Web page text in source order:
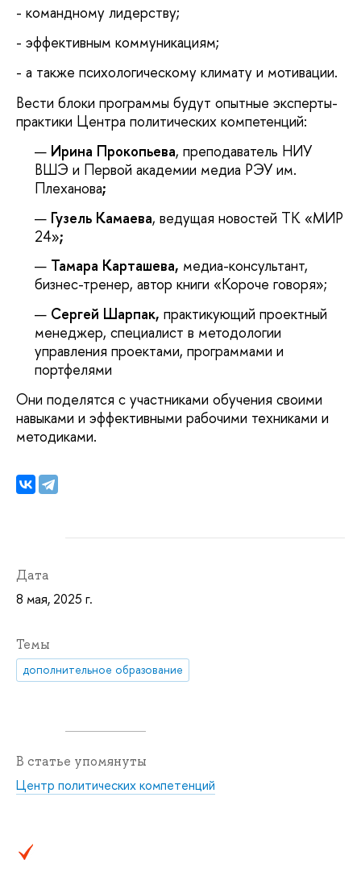
- командному лидерству;
- эффективным коммуникациям;
- а также психологическому климату и мотивации.
Вести блоки программы будут опытные эксперты-
практики Центра политических компетенций:
Ирина Прокопьева, преподаватель НИУ
ВШЭ и Первой академии медиа РЭУ им.
Плеханова;
Гузель Камаева, ведущая новостей ТК «МИР
24»;
Тамара Карташева, медиа-консультант,
бизнес-тренер, автор книги «Короче говоря»;
Сергей Шарпак, практикующий проектный
менеджер, специалист в методологии
управления проектами, программами и
портфелями
Они поделятся с участниками обучения своими
навыками и эффективными рабочими техниками и
методиками.
Дата
8 мая, 2025 г.
Темы
дополнительное образование
В статье упомянуты
Центр политических компетенций